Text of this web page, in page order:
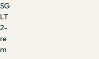
SG
LT
2-
re
m